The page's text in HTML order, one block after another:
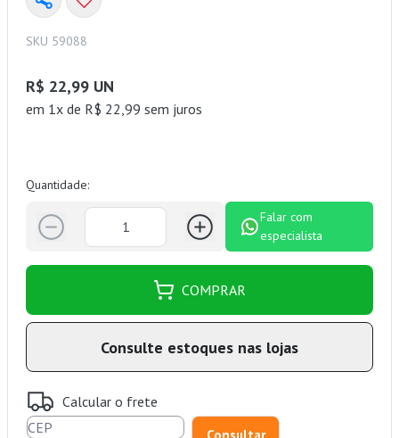
SKU 59088
R$ 22,99 UN
em 1x de R$ 22,99 sem juros
Quantidade:
Falar com
especialista
COMPRAR
Consulte estoques nas lojas
Calcular o frete